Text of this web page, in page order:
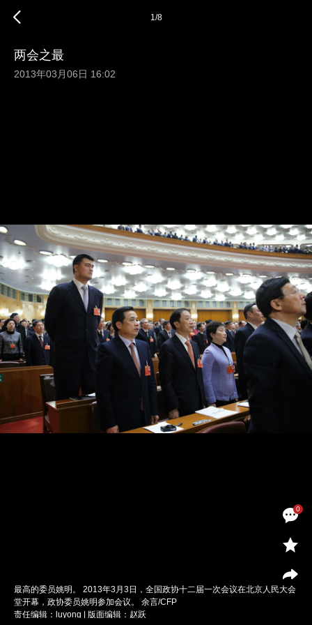
0
1/8
两会之最
2013年03月06日 16:02
最高的委员姚明。 2013年3月3日，全国政协十二届一次会议在北京人民大会
堂开幕，政协委员姚明参加会议。 余言/CFP
责任编辑：luyong | 版面编辑：赵跃